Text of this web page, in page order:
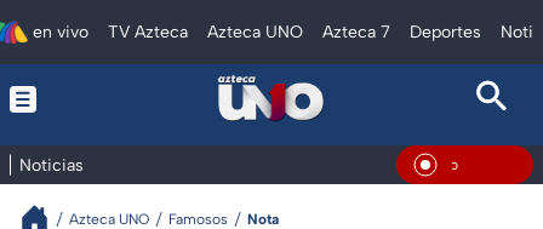
en vivo TV Azteca Azteca UNO Azteca 7 Deportes
Noticias En Vivo
Azteca UNO Famosos Nota